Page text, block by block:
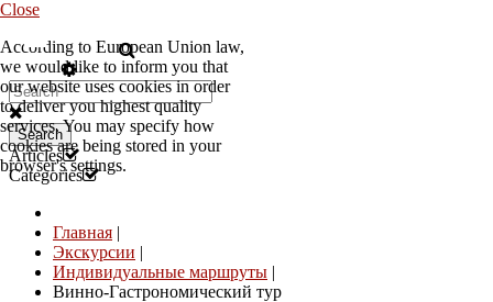
Close
According to European Union law,
we would like to inform you that
our website uses cookies in order
to deliver you highest quality
services. You may specify how
cookies are being stored in your
browser's settings.
RU
Search
Articles
Categories
Главная |
Экскурсии |
Индивидуальные маршруты |
Винно-Гастрономический тур